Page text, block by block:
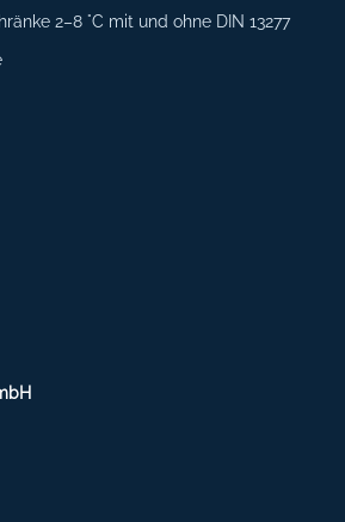
2–8 °C mit und ohne DIN 13277